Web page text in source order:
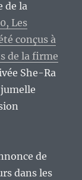
de la
Les
conçus à
de la firme
She-Ra
de
dans les